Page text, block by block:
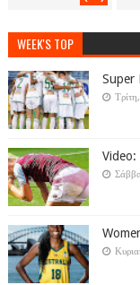
WEEK'S TOP
Super
Video: